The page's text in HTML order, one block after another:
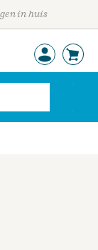
in huis